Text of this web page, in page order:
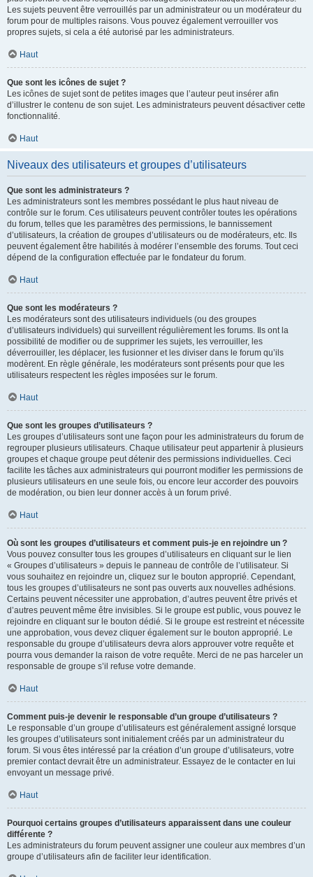
Les sujets peuvent être verrouillés par un administrateur ou un modérateur du
forum pour de multiples raisons. Vous pouvez également verrouiller vos
propres sujets, si cela a été autorisé par les administrateurs.
Haut
Que sont les icônes de sujet ?
Les icônes de sujet sont de petites images que l’auteur peut insérer afin
d’illustrer le contenu de son sujet. Les administrateurs peuvent désactiver cette
fonctionnalité.
Haut
Niveaux des utilisateurs et groupes d’utilisateurs
Que sont les administrateurs ?
Les administrateurs sont les membres possédant le plus haut niveau de
contrôle sur le forum. Ces utilisateurs peuvent contrôler toutes les opérations
du forum, telles que les paramètres des permissions, le bannissement
d’utilisateurs, la création de groupes d’utilisateurs ou de modérateurs, etc. Ils
peuvent également être habilités à modérer l’ensemble des forums. Tout ceci
dépend de la configuration effectuée par le fondateur du forum.
Haut
Que sont les modérateurs ?
Les modérateurs sont des utilisateurs individuels (ou des groupes
d’utilisateurs individuels) qui surveillent régulièrement les forums. Ils ont la
possibilité de modifier ou de supprimer les sujets, les verrouiller, les
déverrouiller, les déplacer, les fusionner et les diviser dans le forum qu’ils
modèrent. En règle générale, les modérateurs sont présents pour que les
utilisateurs respectent les règles imposées sur le forum.
Haut
Que sont les groupes d’utilisateurs ?
Les groupes d’utilisateurs sont une façon pour les administrateurs du forum de
regrouper plusieurs utilisateurs. Chaque utilisateur peut appartenir à plusieurs
groupes et chaque groupe peut détenir des permissions individuelles. Ceci
facilite les tâches aux administrateurs qui pourront modifier les permissions de
plusieurs utilisateurs en une seule fois, ou encore leur accorder des pouvoirs
de modération, ou bien leur donner accès à un forum privé.
Haut
Où sont les groupes d’utilisateurs et comment puis-je en rejoindre un ?
Vous pouvez consulter tous les groupes d’utilisateurs en cliquant sur le lien
« Groupes d’utilisateurs » depuis le panneau de contrôle de l’utilisateur. Si
vous souhaitez en rejoindre un, cliquez sur le bouton approprié. Cependant,
tous les groupes d’utilisateurs ne sont pas ouverts aux nouvelles adhésions.
Certains peuvent nécessiter une approbation, d’autres peuvent être privés et
d’autres peuvent même être invisibles. Si le groupe est public, vous pouvez le
rejoindre en cliquant sur le bouton dédié. Si le groupe est restreint et nécessite
une approbation, vous devez cliquer également sur le bouton approprié. Le
responsable du groupe d’utilisateurs devra alors approuver votre requête et
pourra vous demander la raison de votre requête. Merci de ne pas harceler un
responsable de groupe s’il refuse votre demande.
Haut
Comment puis-je devenir le responsable d’un groupe d’utilisateurs ?
Le responsable d’un groupe d’utilisateurs est généralement assigné lorsque
les groupes d’utilisateurs sont initialement créés par un administrateur du
forum. Si vous êtes intéressé par la création d’un groupe d’utilisateurs, votre
premier contact devrait être un administrateur. Essayez de le contacter en lui
envoyant un message privé.
Haut
Pourquoi certains groupes d’utilisateurs apparaissent dans une couleur
différente ?
Les administrateurs du forum peuvent assigner une couleur aux membres d’un
groupe d’utilisateurs afin de faciliter leur identification.